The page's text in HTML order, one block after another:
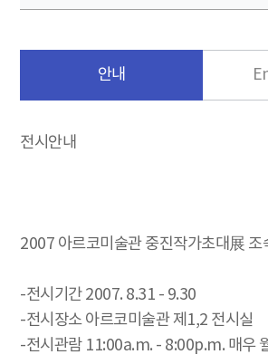
안내
전시안내
2007 아르코미술관 중진작가초대展 조
-전시기간 2007. 8.31 - 9.30
-전시장소 아르코미술관 제1,2 전시실
-전시관람 11:00a.m. - 8:00p.m. 매우